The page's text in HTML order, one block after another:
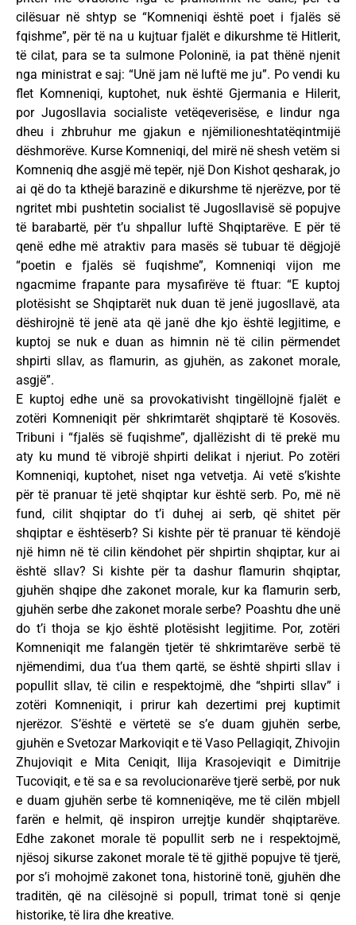
cilësuar në shtyp se “Komneniqi është poet i fjalës së
fqishme”, për të na u kujtuar fjalët e dikurshme të Hitlerit,
të cilat, para se ta sulmone Poloninë, ia pat thënë njenit
nga ministrat e saj: “Unë jam në luftë me ju”. Po vendi ku
flet Komneniqi, kuptohet, nuk është Gjermania e Hilerit,
por Jugosllavia socialiste vetëqeverisëse, e lindur nga
dheu i zhbruhur me gjakun e njëmilioneshtatëqintmijë
dëshmorëve. Kurse Komneniqi, del mirë në shesh vetëm si
Komneniq dhe asgjë më tepër, një Don Kishot qesharak, jo
ai që do ta kthejë barazinë e dikurshme të njerëzve, por të
ngritet mbi pushtetin socialist të Jugosllavisë së popujve
të barabartë, për t’u shpallur luftë Shqiptarëve. E për të
qenë edhe më atraktiv para masës së tubuar të dëgjojë
“poetin e fjalës së fuqishme”, Komneniqi vijon me
ngacmime frapante para mysafirëve të ftuar: “E kuptoj
plotësisht se Shqiptarët nuk duan të jenë jugosllavë, ata
dëshirojnë të jenë ata që janë dhe kjo është legjitime, e
kuptoj se nuk e duan as himnin në të cilin përmendet
shpirti sllav, as flamurin, as gjuhën, as zakonet morale,
asgjë”.
E kuptoj edhe unë sa provokativisht tingëllojnë fjalët e
zotëri Komneniqit për shkrimtarët shqiptarë të Kosovës.
Tribuni i “fjalës së fuqishme”, djallëzisht di të prekë mu
aty ku mund të vibrojë shpirti delikat i njeriut. Po zotëri
Komneniqi, kuptohet, niset nga vetvetja. Ai vetë s’kishte
për të pranuar të jetë shqiptar kur është serb. Po, më në
fund, cilit shqiptar do t’i duhej ai serb, që shitet për
shqiptar e ështëserb? Si kishte për të pranuar të këndojë
një himn në të cilin këndohet për shpirtin shqiptar, kur ai
është sllav? Si kishte për ta dashur flamurin shqiptar,
gjuhën shqipe dhe zakonet morale, kur ka flamurin serb,
gjuhën serbe dhe zakonet morale serbe? Poashtu dhe unë
do t’i thoja se kjo është plotësisht legjitime. Por, zotëri
Komneniqit me falangën tjetër të shkrimtarëve serbë të
njëmendimi, dua t’ua them qartë, se është shpirti sllav i
popullit sllav, të cilin e respektojmë, dhe “shpirti sllav” i
zotëri Komneniqit, i prirur kah dezertimi prej kuptimit
njerëzor. S’është e vërtetë se s’e duam gjuhën serbe,
gjuhën e Svetozar Markoviqit e të Vaso Pellagiqit, Zhivojin
Zhujoviqit e Mita Ceniqit, Ilija Krasojeviqit e Dimitrije
Tucoviqit, e të sa e sa revolucionarëve tjerë serbë, por nuk
e duam gjuhën serbe të komneniqëve, me të cilën mbjell
farën e helmit, që inspiron urrejtje kundër shqiptarëve.
Edhe zakonet morale të popullit serb ne i respektojmë,
njësoj sikurse zakonet morale të të gjithë popujve të tjerë,
por s’i mohojmë zakonet tona, historinë tonë, gjuhën dhe
traditën, që na cilësojnë si popull, trimat tonë si qenje
historike, të lira dhe kreative.